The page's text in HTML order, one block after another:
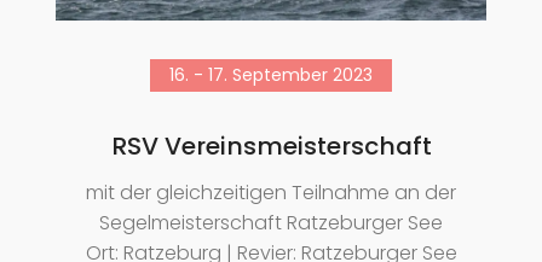
16. - 17. September 2023
RSV Vereinsmeisterschaft
mit der gleichzeitigen Teilnahme an der
Segelmeisterschaft Ratzeburger See
Ort: Ratzeburg | Revier: Ratzeburger See